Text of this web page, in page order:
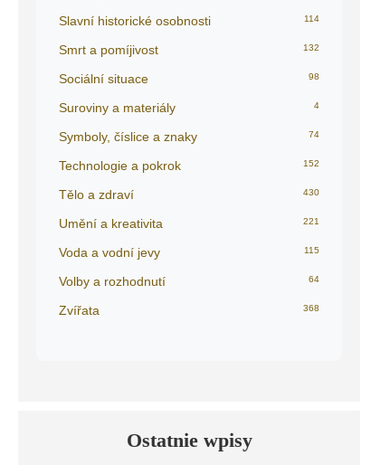
Slavní historické osobnosti 114
Smrt a pomíjivost 132
Sociální situace 98
Suroviny a materiály 4
Symboly, číslice a znaky 74
Technologie a pokrok 152
Tělo a zdraví 430
Umění a kreativita 221
Voda a vodní jevy 115
Volby a rozhodnutí 64
Zvířata 368
Ostatnie wpisy